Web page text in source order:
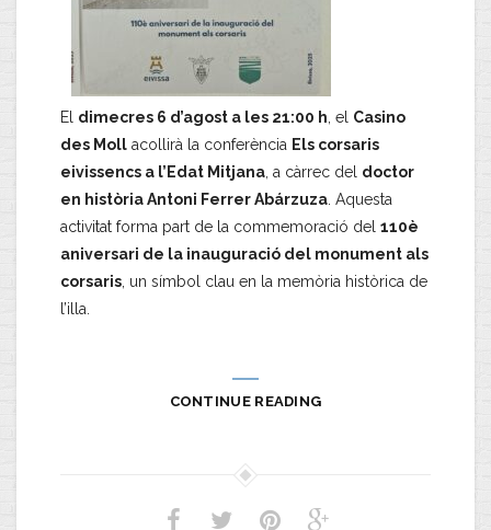
El dimecres 6 d’agost a les 21:00 h , el Casino
des Moll acollirà la conferència Els corsaris
eivissencs a l’Edat Mitjana , a càrrec del doctor
en història Antoni Ferrer Abárzuza . Aquesta
activitat forma part de la commemoració del 110è
aniversari de la inauguració del monument als
corsaris , un símbol clau en la memòria històrica de
l’illa.
CONTINUE READING